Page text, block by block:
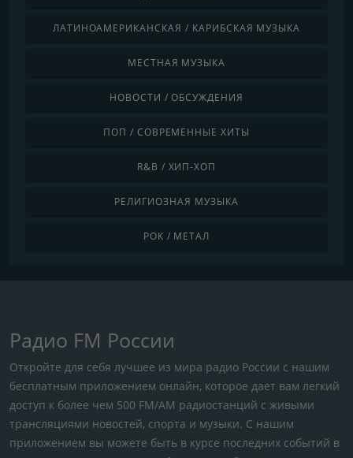
ЛАТИНОАМЕРИКАНСКАЯ / КАРИБСКАЯ МУЗЫКА
МЕСТНАЯ МУЗЫКА
НОВОСТИ / ОБСУЖДЕНИЯ
ПОП / СОВРЕМЕННЫЕ ХИТЫ
R&B / ХИП-ХОП
РЕЛИГИОЗНАЯ МУЗЫКА
РОК / МЕТАЛ
Радио FM России
Откройте для себя лучшее из мира радио России с нашим
бесплатным приложением онлайн, которое дает вам легкий
доступ к более чем 500 FM/AM радиостанций с живыми
трансляциями новостей, спорта и музыки. С нашим
приложением вы можете быть в курсе последних событий в